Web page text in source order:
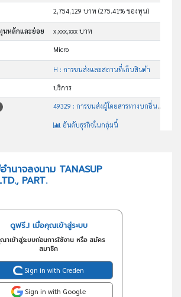
2,754,129 บาท (275.41% ของทุน)
นหลักและย่อย x,xxx,xxx บาท
Micro
H : การขนส่งและสถานที่เก็บสินค้า
บริการ
49329 : การขนส่งผู้โดยสารทางบกอื่นๆซึ่งมิได้จัดประเภทไว้ในที่อื่น
อันดับธุรกิจในกลุ่มนี้
ำนาจลงนาม TANASUP
PART.
ดูฟรี..! เมื่อคุณเข้าสู่ระบบ
าเข้าสู่ระบบก่อนการใช้งาน หรือ สมัคร
สมาชิก
Sign in with Creden
Sign in with Google